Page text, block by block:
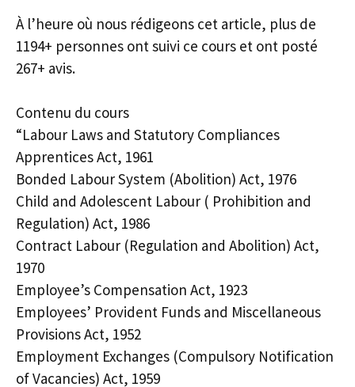
À l’heure où nous rédigeons cet article, plus de
1194+ personnes ont suivi ce cours et ont posté
267+ avis.
Contenu du cours
“Labour Laws and Statutory Compliances
Apprentices Act, 1961
Bonded Labour System (Abolition) Act, 1976
Child and Adolescent Labour ( Prohibition and
Regulation) Act, 1986
Contract Labour (Regulation and Abolition) Act,
1970
Employee’s Compensation Act, 1923
Employees’ Provident Funds and Miscellaneous
Provisions Act, 1952
Employment Exchanges (Compulsory Notification
of Vacancies) Act, 1959